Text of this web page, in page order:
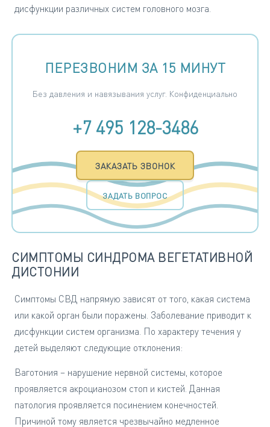
дисфункции различных систем головного мозга.
ПЕРЕЗВОНИМ ЗА 15 МИНУТ
Без давления и навязывания услуг. Конфиденциально
+7 495 128-3486
ЗАКАЗАТЬ ЗВОНОК
ЗАДАТЬ ВОПРОС
СИМПТОМЫ СИНДРОМА ВЕГЕТАТИВНОЙ
ДИСТОНИИ
Симптомы СВД напрямую зависят от того, какая система
или какой орган были поражены. Заболевание приводит к
дисфункции систем организма. По характеру течения у
детей выделяют следующие отклонения:
Ваготония – нарушение нервной системы, которое
проявляется акроцианозом стоп и кистей. Данная
патология проявляется посинением конечностей.
Причиной тому является чрезвычайно медленное